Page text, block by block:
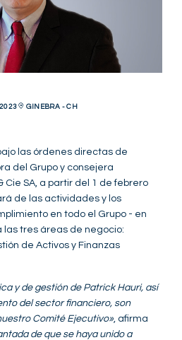
GINEBRA - CH
las órdenes directas de
del Grupo y consejera
SA, a partir del 1 de febrero
de las actividades y los
en todo el Grupo - en
las tres áreas de negocio:
de Activos y Finanzas
y de gestión de Patrick Hauri, así
del sector financiero, son
Comité Ejecutivo» , afirma
de que se haya unido a